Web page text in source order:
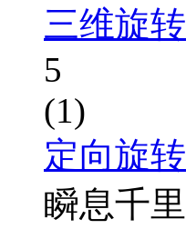
三维旋转
5
(1)
定向旋转
瞬息千里